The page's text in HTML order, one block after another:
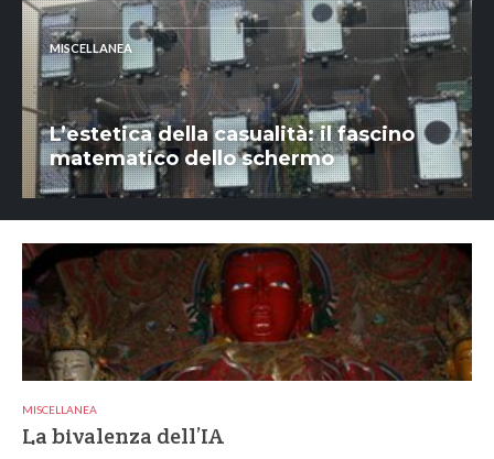
MISCELLANEA
L’estetica della casualità: il fascino
matematico dello schermo
MISCELLANEA
La bivalenza dell’IA